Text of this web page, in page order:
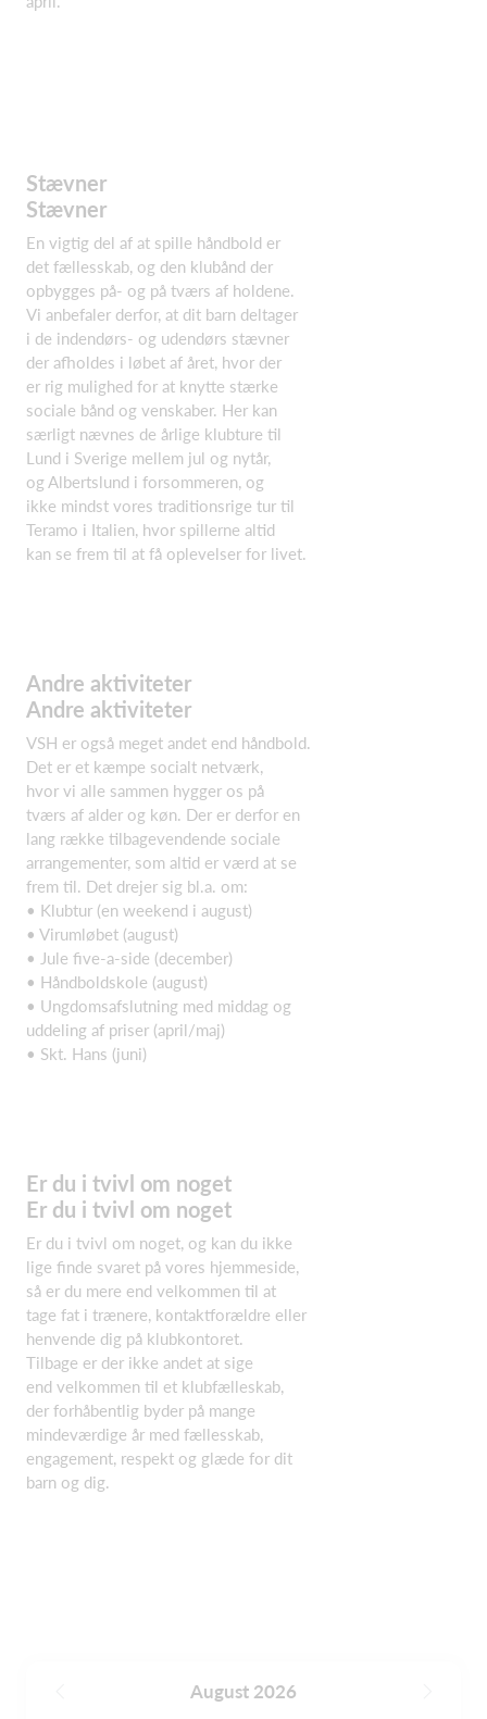
Stævner
Stævner
En vigtig del af at spille håndbold er
det fællesskab, og den klubånd der
opbygges på- og på tværs af holdene.
Vi anbefaler derfor, at dit barn deltager
i de indendørs- og udendørs stævner
der afholdes i løbet af året, hvor der
er rig mulighed for at knytte stærke
sociale bånd og venskaber. Her kan
særligt nævnes de årlige klubture til
Lund i Sverige mellem jul og nytår,
og Albertslund i forsommeren, og
ikke mindst vores traditionsrige tur til
Teramo i Italien, hvor spillerne altid
kan se frem til at få oplevelser for livet.
Andre aktiviteter
Andre aktiviteter
VSH er også meget andet end håndbold.
Det er et kæmpe socialt netværk,
hvor vi alle sammen hygger os på
tværs af alder og køn. Der er derfor en
lang række tilbagevendende sociale
arrangementer, som altid er værd at se
frem til. Det drejer sig bl.a. om:
• Klubtur (en weekend i august)
• Virumløbet (august)
• Jule five-a-side (december)
• Håndboldskole (august)
• Ungdomsafslutning med middag og
uddeling af priser (april/maj)
• Skt. Hans (juni)
Er du i tvivl om noget
Er du i tvivl om noget
Er du i tvivl om noget, og kan du ikke
lige finde svaret på vores hjemmeside,
så er du mere end velkommen til at
tage fat i trænere, kontaktforældre eller
henvende dig på klubkontoret.
Tilbage er der ikke andet at sige
end velkommen til et klubfælleskab,
der forhåbentlig byder på mange
mindeværdige år med fællesskab,
engagement, respekt og glæde for dit
barn og dig.
August 2026